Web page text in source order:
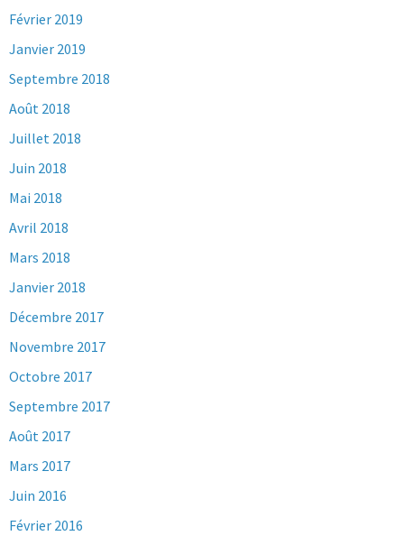
Février 2019
Janvier 2019
Septembre 2018
Août 2018
Juillet 2018
Juin 2018
Mai 2018
Avril 2018
Mars 2018
Janvier 2018
Décembre 2017
Novembre 2017
Octobre 2017
Septembre 2017
Août 2017
Mars 2017
Juin 2016
Février 2016